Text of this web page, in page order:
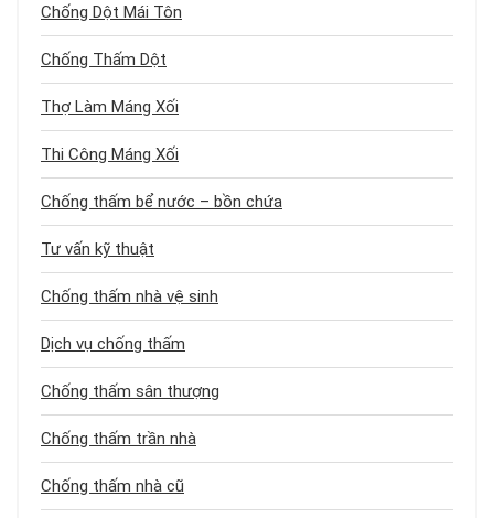
Chống Dột Mái Tôn
Chống Thấm Dột
Thợ Làm Máng Xối
Thi Công Máng Xối
Chống thấm bể nước – bồn chứa
Tư vấn kỹ thuật
Chống thấm nhà vệ sinh
Dịch vụ chống thấm
Chống thấm sân thượng
Chống thấm trần nhà
Chống thấm nhà cũ